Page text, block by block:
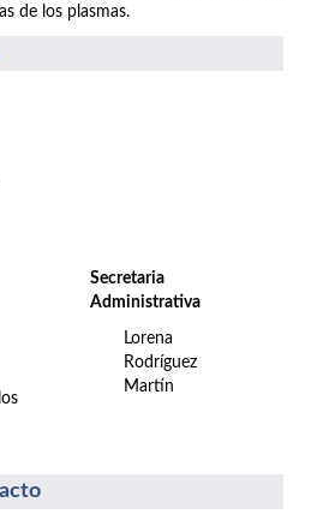
de los plasmas.
Secretaria
Administrativa
Lorena
Rodríguez
Martín